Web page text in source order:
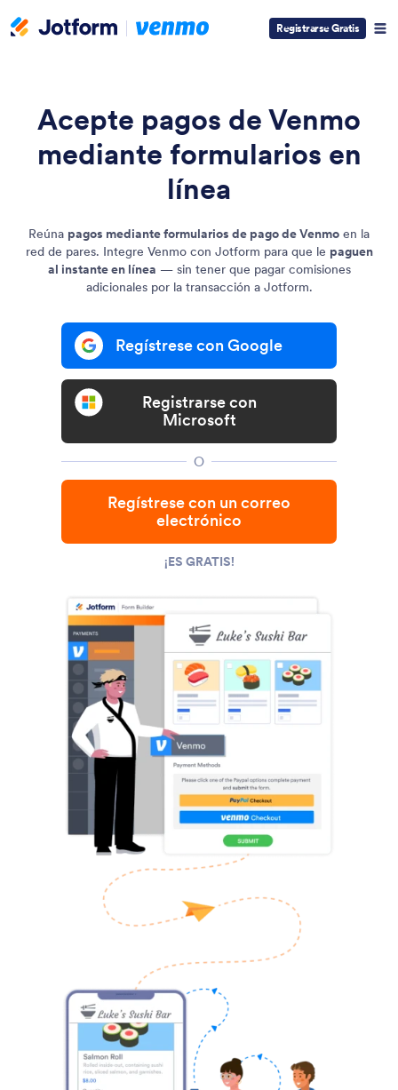
Registrarse Gratis
Acepte pagos de Venmo
mediante formularios en
línea
Reúna pagos mediante formularios de pago de Venmo en la
red de pares. Integre Venmo con Jotform para que le paguen
al instante en línea — sin tener que pagar comisiones
adicionales por la transacción a Jotform.
Regístrese con Google
Registrarse con
Microsoft
O
Regístrese con un correo
electrónico
¡ES GRATIS!